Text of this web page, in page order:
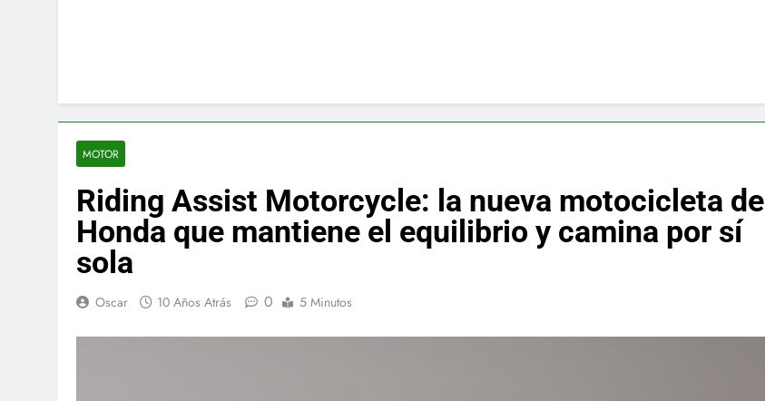
MOTOR
Riding Assist Motorcycle: la nueva motocicleta de
Honda que mantiene el equilibrio y camina por sí
sola
Oscar 10 Años Atrás 0 5 Minutos